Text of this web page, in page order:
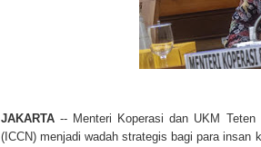
JAKARTA -- Menteri Koperasi dan UKM
(ICCN) menjadi wadah strategis bagi para insan